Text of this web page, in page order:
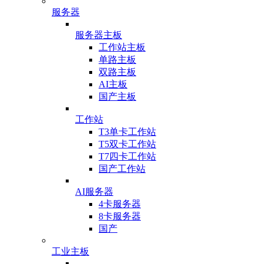
服务器
服务器主板
工作站主板
单路主板
双路主板
AI主板
国产主板
工作站
T3单卡工作站
T5双卡工作站
T7四卡工作站
国产工作站
AI服务器
4卡服务器
8卡服务器
国产
工业主板